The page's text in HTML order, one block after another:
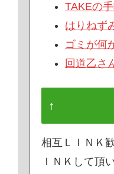
TAKEの
はりねず
ゴミが何
回道乙さ
↑
相互ＬＩＮＫ
ＩＮＫして頂